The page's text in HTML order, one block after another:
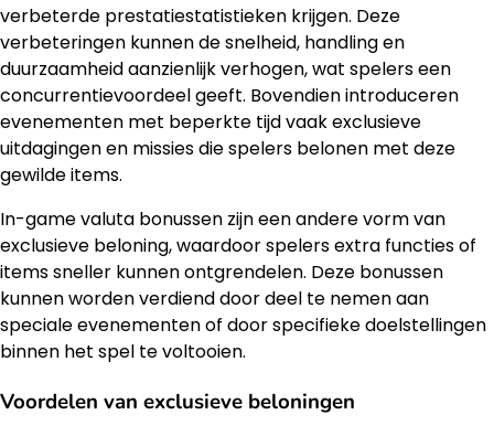
verbeterde prestatiestatistieken krijgen. Deze
verbeteringen kunnen de snelheid, handling en
duurzaamheid aanzienlijk verhogen, wat spelers een
concurrentievoordeel geeft. Bovendien introduceren
evenementen met beperkte tijd vaak exclusieve
uitdagingen en missies die spelers belonen met deze
gewilde items.
In-game valuta bonussen zijn een andere vorm van
exclusieve beloning, waardoor spelers extra functies of
items sneller kunnen ontgrendelen. Deze bonussen
kunnen worden verdiend door deel te nemen aan
speciale evenementen of door specifieke doelstellingen
binnen het spel te voltooien.
Voordelen van exclusieve beloningen